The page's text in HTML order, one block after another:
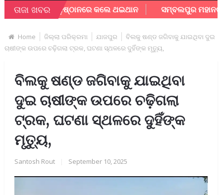
ତାଜା ଖବର
ସଖି ଅନୁଷ୍ଠାନରେ କଲେ ଥଇଥାନ ସମ୍ବଲପୁର ମହାନଗର
Home ଜିଲ୍ଲା ପରିକ୍ରମା ଯାଜପୁର
ବିଲକୁ ଷଣ୍ଡ ଜଗିବାକୁ ଯାଇଥିବା ଦୁଇ
ଚାଷୀଙ୍କ ଉପରେ ଚଢ଼ିଗଲା ଟ୍ରକ, ଘଟଣା ସ୍ଥଳରେ ଦୁହିଁଙ୍କ ମୃତ୍ୟୁ,
ବିଲକୁ ଷଣ୍ଡ ଜଗିବାକୁ ଯାଇଥିବା
ଦୁଇ ଚାଷୀଙ୍କ ଉପରେ ଚଢ଼ିଗଲା
ଟ୍ରକ, ଘଟଣା ସ୍ଥଳରେ ଦୁହିଁଙ୍କ
ମୃତ୍ୟୁ,
Santosh Rout September 10, 2025